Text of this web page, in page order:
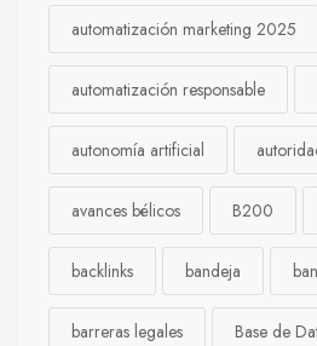
automatización marketing 2025
automatización responsable
autonomía artificial
avances bélicos B200
backlinks bandeja
barreras legales Base de